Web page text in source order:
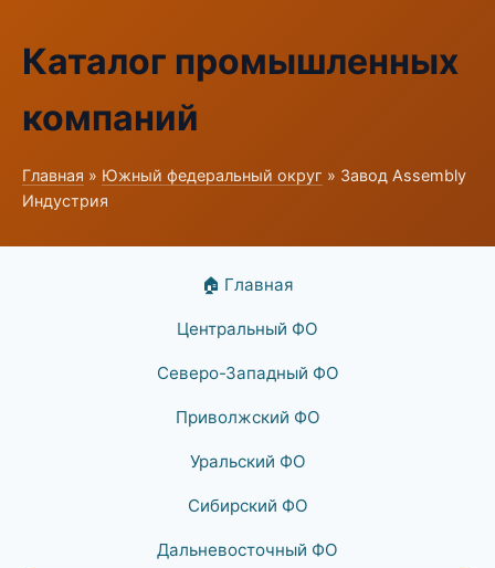
Каталог промышленных
компаний
Главная » Южный федеральный округ » Завод Assembly
Индустрия
🏠 Главная
Центральный ФО
Северо-Западный ФО
Приволжский ФО
Уральский ФО
Сибирский ФО
Дальневосточный ФО